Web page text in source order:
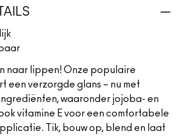
naar lippen! Onze populaire
een verzorgde glans – nu met
waaronder jojoba- en
vitamine E voor een comfortabele
Tik, bouw op, blend en laat